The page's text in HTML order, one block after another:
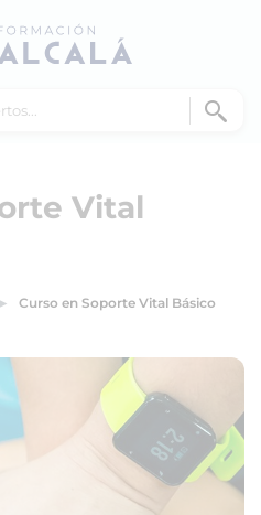
Vital
Curso en Soporte Vital Básico